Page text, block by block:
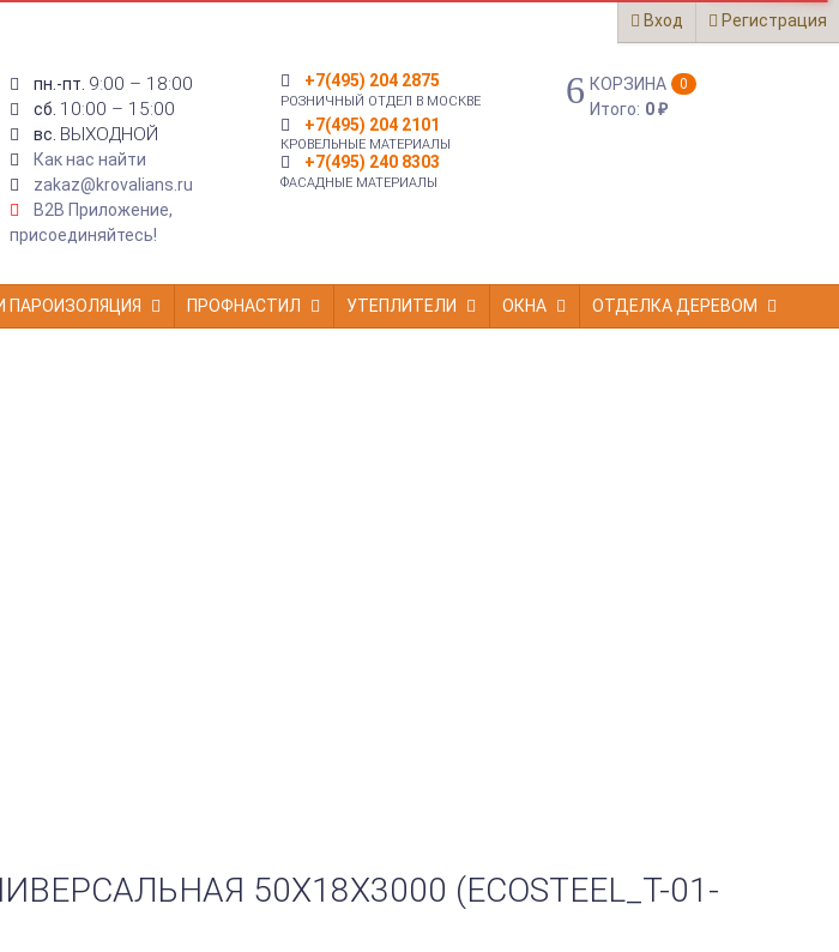
Вход Регистрация
пн.-пт. 9:00 – 18:00
сб. 10:00 – 15:00
вс. ВЫХОДНОЙ
Как нас найти
zakaz@krovalians.ru
B2B Приложение,
присоединяйтесь!
+7(495) 204 2875
РОЗНИЧНЫЙ ОТДЕЛ В МОСКВЕ
+7(495) 204 2101
КРОВЕЛЬНЫЕ МАТЕРИАЛЫ
+7(495) 240 8303
ФАСАДНЫЕ МАТЕРИАЛЫ
КОРЗИНА 0
Итого: 0₽
ПАРОИЗОЛЯЦИЯ ПРОФНАСТИЛ УТЕПЛИТЕЛИ ОКНА ОТДЕЛКА ДЕРЕВОМ
50Х18Х3000 (ECOSTEEL_T-01-